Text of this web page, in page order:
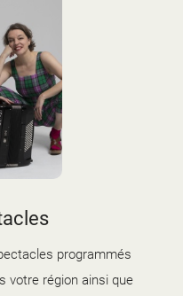
programmés
votre région ainsi que